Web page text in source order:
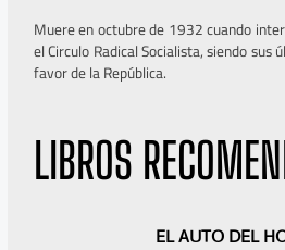
Muere en octubre de 1932 cuando
el Circulo Radical Socialista, siendo sus
favor de la República.
LIBROS
EL AUTO DEL